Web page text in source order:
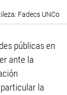
Fadecs UNCo
públicas en
ante la
la